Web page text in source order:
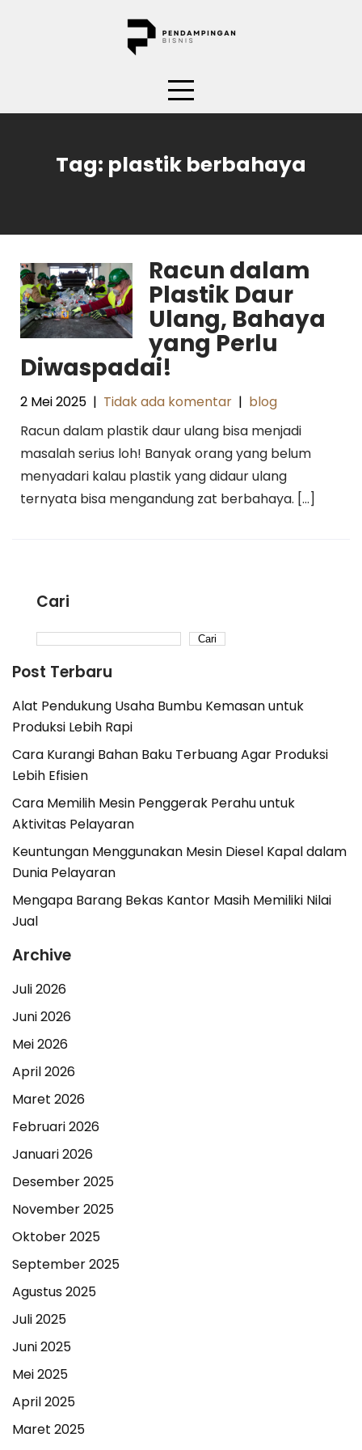
Tag: plastik berbahaya
Racun dalam
Plastik Daur
Ulang, Bahaya
yang Perlu
Diwaspadai!
2 Mei 2025 | Tidak ada komentar | blog
Racun dalam plastik daur ulang bisa menjadi
masalah serius loh! Banyak orang yang belum
menyadari kalau plastik yang didaur ulang
ternyata bisa mengandung zat berbahaya. […]
Cari
Cari
Post Terbaru
Alat Pendukung Usaha Bumbu Kemasan untuk
Produksi Lebih Rapi
Cara Kurangi Bahan Baku Terbuang Agar Produksi
Lebih Efisien
Cara Memilih Mesin Penggerak Perahu untuk
Aktivitas Pelayaran
Keuntungan Menggunakan Mesin Diesel Kapal dalam
Dunia Pelayaran
Mengapa Barang Bekas Kantor Masih Memiliki Nilai
Jual
Archive
Juli 2026
Juni 2026
Mei 2026
April 2026
Maret 2026
Februari 2026
Januari 2026
Desember 2025
November 2025
Oktober 2025
September 2025
Agustus 2025
Juli 2025
Juni 2025
Mei 2025
April 2025
Maret 2025